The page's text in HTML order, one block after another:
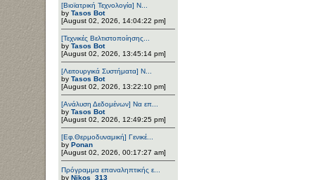
[Βιοϊατρική Τεχνολογία] Ν...
by Tasos Bot
[August 02, 2026, 14:04:22 pm]
[Τεχνικές Βελτιστοποίησης...
by Tasos Bot
[August 02, 2026, 13:45:14 pm]
[Λειτουργικά Συστήματα] Ν...
by Tasos Bot
[August 02, 2026, 13:22:10 pm]
[Ανάλυση Δεδομένων] Να επ...
by Tasos Bot
[August 02, 2026, 12:49:25 pm]
[Εφ.Θερμοδυναμική] Γενικέ...
by Ponan
[August 02, 2026, 00:17:27 am]
Πρόγραμμα επαναληπτικής ε...
by Nikos_313